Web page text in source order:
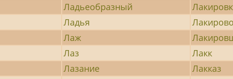
Ладьеобразный
Ладья
Лаж
Лаз
Лакк
Лазание
Лакказ